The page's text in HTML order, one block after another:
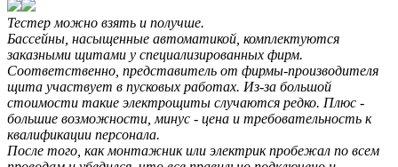
Тестер можно взять и получше.
Бассейны, насыщенные автоматикой, комплектуются
заказными щитами у специализированных фирм.
Соответственно, представитель от фирмы-производителя
щита участвует в пусковых работах. Из-за большой
стоимости такие электрощиты случаются редко. Плюс -
большие возможности, минус - цена и требовательность к
квалификации персонала.
После того, как монтажник или электрик пробежал по всем